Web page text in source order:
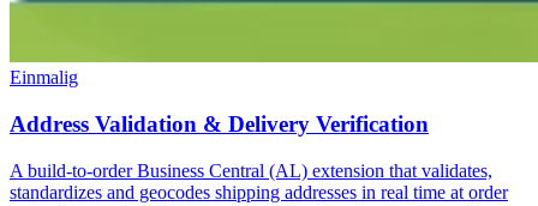
Einmalig
Address Validation & Delivery Verification
A build-to-order Business Central (AL) extension that validates,
standardizes and geocodes shipping addresses in real time at order